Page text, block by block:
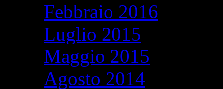
Febbraio 2016
Luglio 2015
Maggio 2015
Agosto 2014